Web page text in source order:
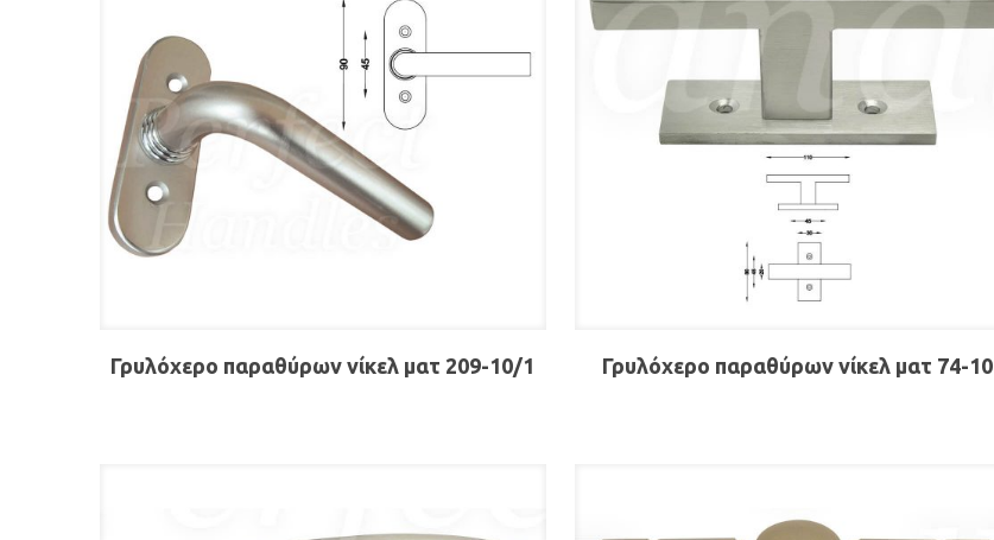
Γρυλόχερο παραθύρων νίκελ ματ 209-10/1 Γρυλόχερο παραθύρων νίκελ ματ 74-10